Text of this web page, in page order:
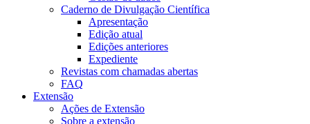
Caderno de Divulgação Científica
Apresentação
Edição atual
Edições anteriores
Expediente
Revistas com chamadas abertas
FAQ
Extensão
Ações de Extensão
Sobre a extensão